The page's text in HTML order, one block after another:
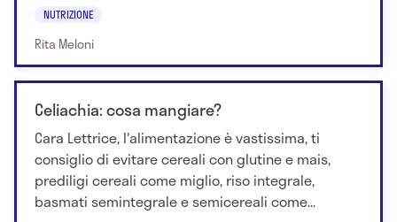
NUTRIZIONE
Rita Meloni
Celiachia: cosa mangiare?
Cara Lettrice, l'alimentazione è vastissima, ti
consiglio di evitare cereali con glutine e mais,
prediligi cereali come miglio, riso integrale,
basmati semintegrale e semicereali come...